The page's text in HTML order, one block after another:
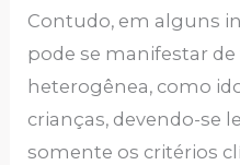
Contudo, em alguns
pode se manifestar
heterogênea, como
crianças, devendo-se
somente os critérios